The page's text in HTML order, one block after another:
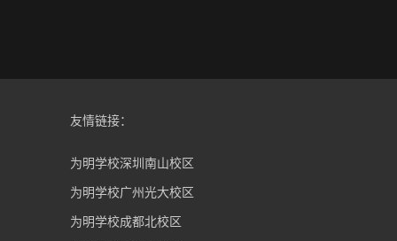
友情链接：
为明学校深圳南山校区
为明学校广州光大校区
为明学校成都北校区